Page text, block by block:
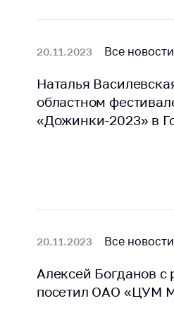
20.11.2023 Все новости
Наталья
областном
«Дожинки-2023» в
20.11.2023 Все новости
Алексей Богданов
посетил ОАО «ЦУМ